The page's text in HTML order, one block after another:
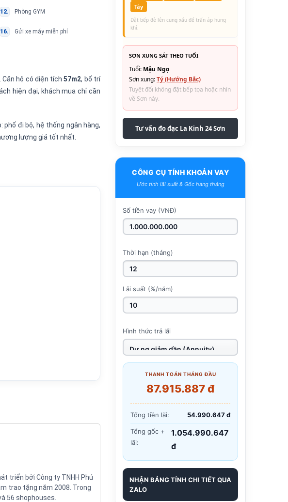
Phòng GYM
Gửi xe máy miễn phí
Căn hộ có diện tích57m2, bố trí
hiện đại, khách mua chỉ cần
đi bộ, hệ thống ngân hàng,
lượng giá tốt nhất.
triển bởi Công ty TNHH Phú
trao tặng năm 2008. Trong
56 shophouses.
Tây
Đặt bếp đè lên cung xấu để trấn áp hung
khí.
SƠN XUNG SÁT THEO TUỔI
Tuổi: Mậu Ngọ
Sơn xung:Tý (Hướng Bắc)
Tuyệt đối không đặt bếp tọa hoặc nhìn
về Sơn này.
Tư vấn đo đạc La Kinh 24 Sơn
CÔNG CỤ TÍNH KHOẢN VAY
Ước tính lãi suất & Gốc hàng tháng
Số tiền vay (VNĐ)
Thời hạn (tháng)
Lãi suất (%/năm)
Hình thức trả lãi
THANH TOÁN THÁNG ĐẦU
87.915.887 đ
Tổng tiền lãi: 54.990.647 đ
Tổng gốc +
lãi:
1.054.990.647
đ
NHẬN BẢNG TÍNH CHI TIẾT QUA
ZALO